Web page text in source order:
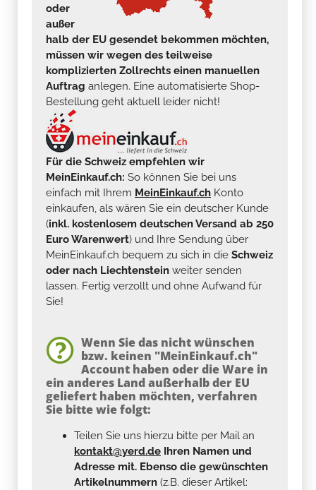
oder
außer
halb der EU gesendet bekommen möchten,
müssen wir wegen des teilweise
komplizierten Zollrechts einen manuellen
Auftrag anlegen. Eine automatisierte Shop-
Bestellung geht aktuell leider nicht!
Für die Schweiz empfehlen wir
MeinEinkauf.ch: So können Sie bei uns
einfach mit Ihrem MeinEinkauf.ch Konto
einkaufen, als wären Sie ein deutscher Kunde
(inkl. kostenlosem deutschen Versand ab 250
Euro Warenwert) und Ihre Sendung über
MeinEinkauf.ch bequem zu sich in die Schweiz
oder nach Liechtenstein weiter senden
lassen. Fertig verzollt und ohne Aufwand für
Sie!
Wenn Sie das nicht wünschen
bzw. keinen "MeinEinkauf.ch"
Account haben oder die Ware in
ein anderes Land außerhalb der EU
geliefert haben möchten, verfahren
Sie bitte wie folgt:
Teilen Sie uns hierzu bitte per Mail an
kontakt@yerd.de Ihren Namen und
Adresse mit. Ebenso die gewünschten
Artikelnummern (z.B. dieser Artikel: